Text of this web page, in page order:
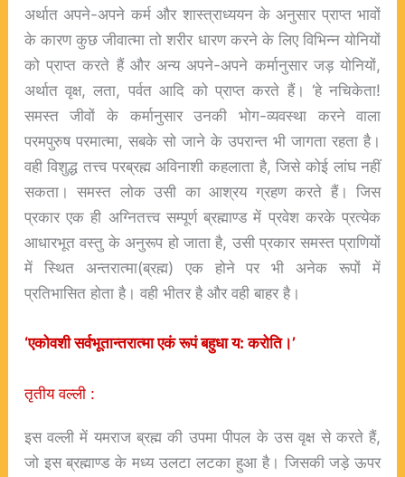
अर्थात अपने-अपने कर्म और शास्त्राध्ययन के अनुसार प्राप्त भावों
के कारण कुछ जीवात्मा तो शरीर धारण करने के लिए विभिन्न योनियों
को प्राप्त करते हैं और अन्य अपने-अपने कर्मानुसार जड़ योनियों,
अर्थात वृक्ष, लता, पर्वत आदि को प्राप्त करते हैं। ‘हे नचिकेता!
समस्त जीवों के कर्मानुसार उनकी भोग-व्यवस्था करने वाला
परमपुरुष परमात्मा, सबके सो जाने के उपरान्त भी जागता रहता है।
वही विशुद्ध तत्त्व परब्रह्म अविनाशी कहलाता है, जिसे कोई लांघ नहीं
सकता। समस्त लोक उसी का आश्रय ग्रहण करते हैं। जिस
प्रकार एक ही अग्नितत्त्व सम्पूर्ण ब्रह्माण्ड में प्रवेश करके प्रत्येक
आधारभूत वस्तु के अनुरूप हो जाता है, उसी प्रकार समस्त प्राणियों
में स्थित अन्तरात्मा(ब्रह्म) एक होने पर भी अनेक रूपों में
प्रतिभासित होता है। वही भीतर है और वही बाहर है।
‘एकोवशीसर्वभूतान्तरात्माएकंरूपंबहुधाय:करोति।’
तृतीय वल्ली :
इस वल्ली में यमराज ब्रह्म की उपमा पीपल के उस वृक्ष से करते हैं,
जो इस ब्रह्माण्ड के मध्य उलटा लटका हुआ है। जिसकी जड़े ऊपर